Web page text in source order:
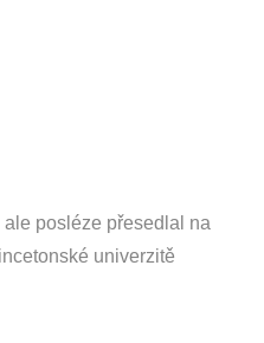
posléze přesedlal na
univerzitě